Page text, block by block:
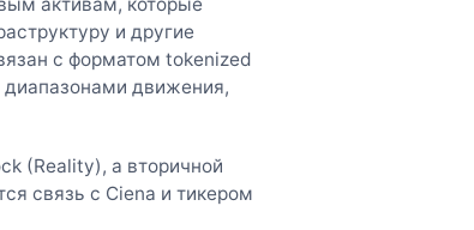
активам, которые
и другие
с форматом tokenized
диапазонами движения,
(Reality), а вторичной
связь с Ciena и тикером